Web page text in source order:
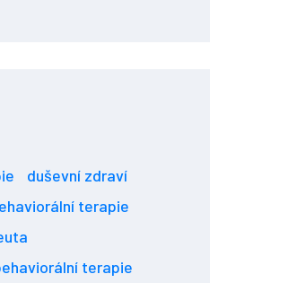
duševní zdraví
terapie
terapie